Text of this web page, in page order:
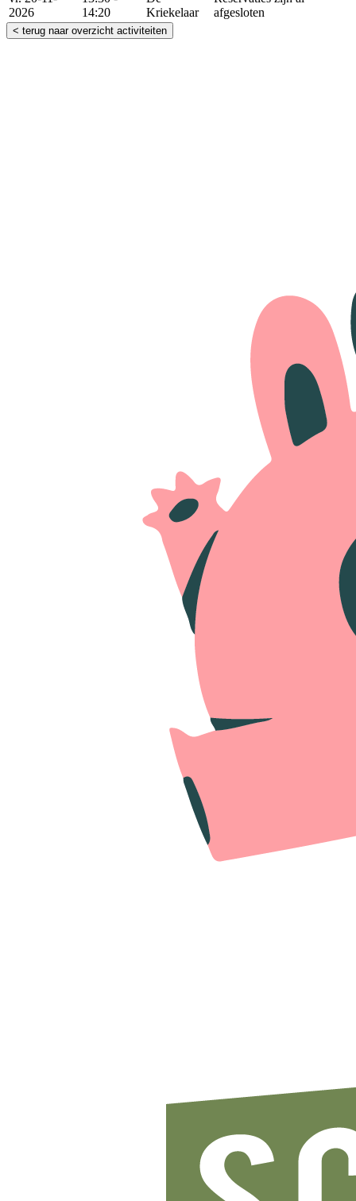
2026
14:20
Kriekelaar
afgesloten
< terug naar overzicht activiteiten